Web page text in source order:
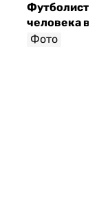
Футболист
человека в
Фото